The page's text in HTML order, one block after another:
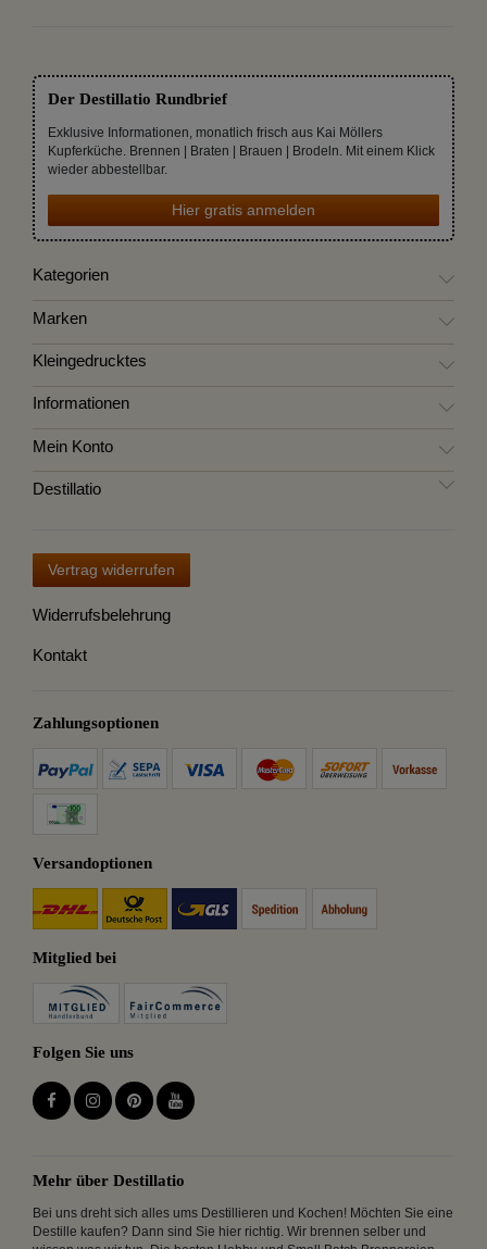
Der Destillatio Rundbrief
Exklusive Informationen, monatlich frisch aus Kai Möllers
Kupferküche. Brennen | Braten | Brauen | Brodeln. Mit einem Klick
wieder abbestellbar.
Hier gratis anmelden
Kategorien
Marken
Kleingedrucktes
Informationen
Mein Konto
Destillatio
Vertrag widerrufen
Widerrufsbelehrung
Kontakt
Zahlungsoptionen
Versandoptionen
Mitglied bei
Folgen Sie uns
Mehr über Destillatio
Bei uns dreht sich alles ums Destillieren und Kochen! Möchten Sie eine
Destille kaufen? Dann sind Sie hier richtig. Wir brennen selber und